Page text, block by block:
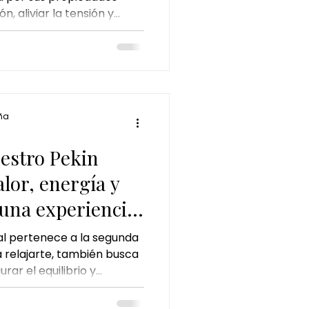
y pistacho
aliviar la tensión y
En el Pekín Ginger
con técnicas de masaje
ayudarte a renovar
Pekin
energía y
experiencia
pertenece a la segunda
relajarte, también busca
el equilibrio y